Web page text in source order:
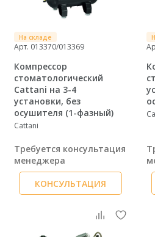
На складе
Арт. 013370/013369
Компрессор
стоматологический
Cattani на 3-4
установки, без
осушителя (1-фазный)
Cattani
Требуется консультация
менеджера
КОНСУЛЬТАЦИЯ